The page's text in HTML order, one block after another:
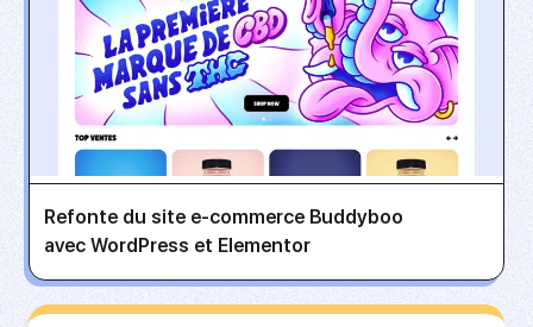
Refonte du site e-commerce Buddyboo
avec WordPress et Elementor